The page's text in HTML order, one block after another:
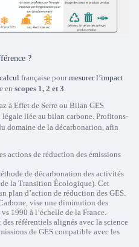
?
française pourmesurer l’impact
en scopes 1, 2 et 3.
à Effet de Serre ou Bilan GES
liée au bilan carbone. Profitons-
domaine de la décarbonation, afin
actions de réduction des émissions
de décarbonation des activités
la Transition Écologique). Cet
plan d’action de réduction des GES.
vise une diminution des
1990 à l’échelle de la France.
des référentiels alignés avec la science
de GES compatible avec les